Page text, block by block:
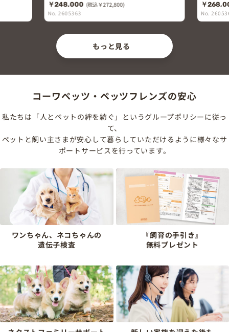
￥248,000 (税込￥272,800)
No. 2605363
￥
No.
もっと見る
コーワペッツ・ペッツフレンズの安心
私たちは「人とペットの絆を紡ぐ」というグループポリシーに従っ
て、
ペットと飼い主さまが安心して暮らしていただけるように様々なサ
ポートサービスを行っています。
ワンちゃん、ネコちゃんの
遺伝子検査
『飼育の手引き』
無料プレゼント